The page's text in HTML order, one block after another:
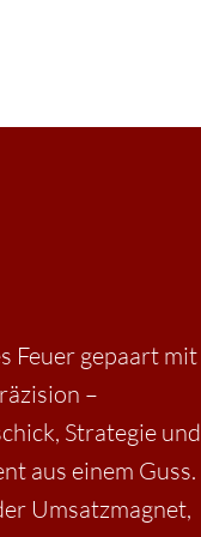
Feuer gepaart mit
–
Strategie und
aus einem Guss.
Umsatzmagnet,